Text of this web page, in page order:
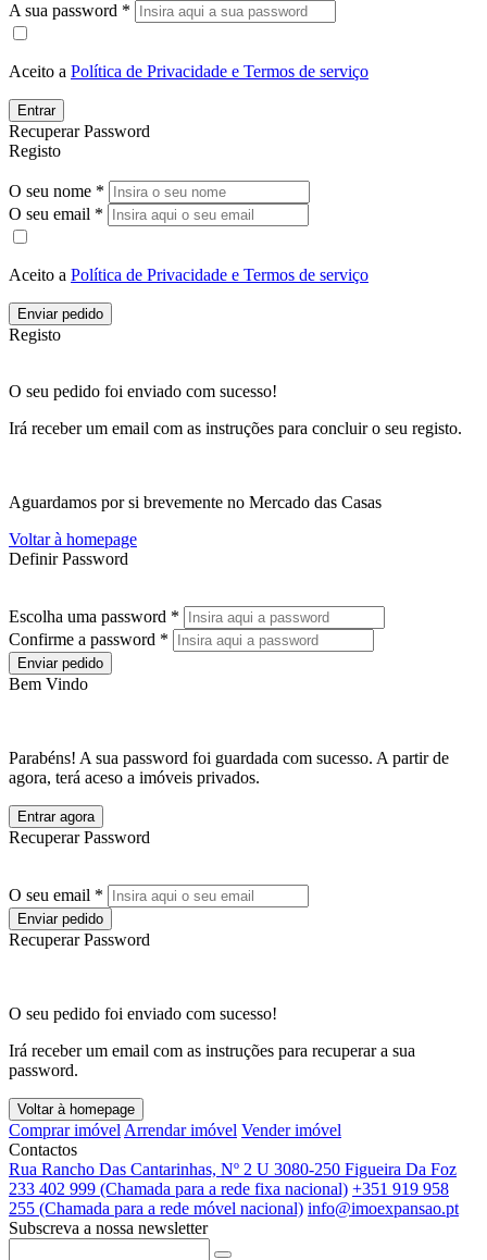
A sua password *
Aceito a Política de Privacidade e Termos de serviço
Entrar
Recuperar Password
Registo
O seu nome *
O seu email *
Aceito a Política de Privacidade e Termos de serviço
Enviar pedido
Registo
O seu pedido foi enviado com sucesso!
Irá receber um email com as instruções para concluir o seu registo.
Aguardamos por si brevemente no Mercado das Casas
Voltar à homepage
Definir Password
Escolha uma password *
Confirme a password *
Enviar pedido
Bem Vindo
Parabéns! A sua password foi guardada com sucesso. A partir de
agora, terá aceso a imóveis privados.
Entrar agora
Recuperar Password
O seu email *
Enviar pedido
Recuperar Password
O seu pedido foi enviado com sucesso!
Irá receber um email com as instruções para recuperar a sua
password.
Voltar à homepage
Comprar imóvel Arrendar imóvel Vender imóvel
Contactos
Rua Rancho Das Cantarinhas, Nº 2 U 3080-250 Figueira Da Foz
233 402 999 (Chamada para a rede fixa nacional) +351 919 958
255 (Chamada para a rede móvel nacional) info@imoexpansao.pt
Subscreva a nossa newsletter